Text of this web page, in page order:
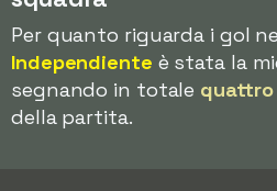
Per quanto riguarda i gol
Independiente è stata la
segnando in totale quattro
della partita.